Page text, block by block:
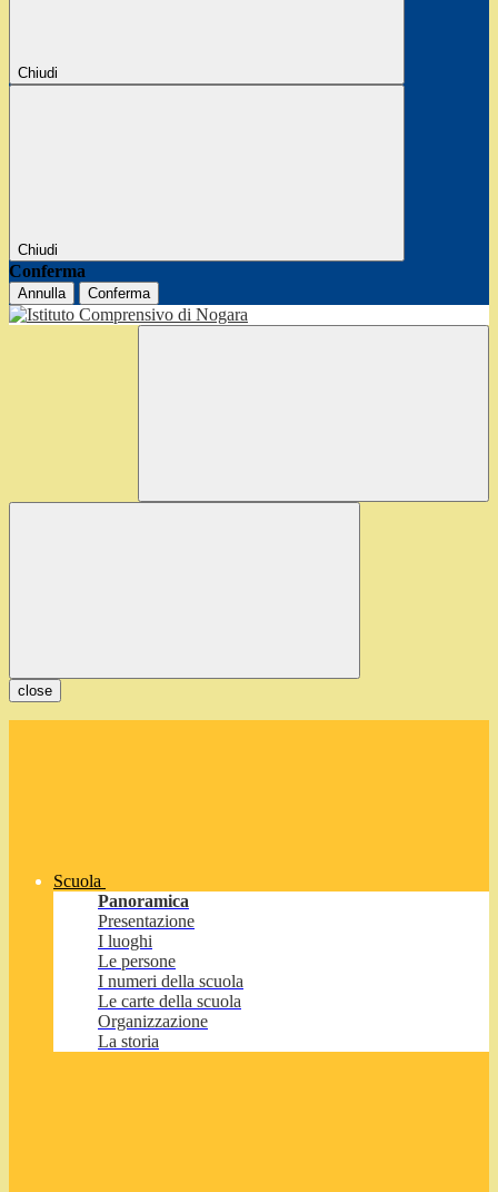
Chiudi
Chiudi
Conferma
Annulla Conferma
close
Scuola
Panoramica
Presentazione
I luoghi
Le persone
I numeri della scuola
Le carte della scuola
Organizzazione
La storia